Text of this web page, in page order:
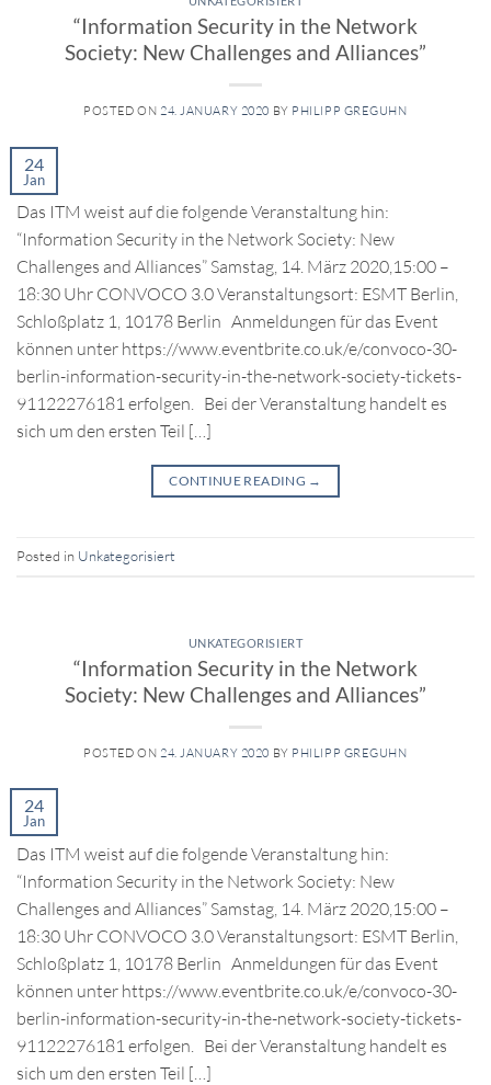
“Information Security in the Network
Society: New Challenges and Alliances”
POSTED ON 24. JANUARY 2020 BY PHILIPP GREGUHN
24
Jan
Das ITM weist auf die folgende Veranstaltung hin:
“Information Security in the Network Society: New
Challenges and Alliances” Samstag, 14. März 2020,15:00 –
18:30 Uhr CONVOCO 3.0 Veranstaltungsort: ESMT Berlin,
Schloßplatz 1, 10178 Berlin Anmeldungen für das Event
können unter https://www.eventbrite.co.uk/e/convoco-30-
berlin-information-security-in-the-network-society-tickets-
91122276181 erfolgen. Bei der Veranstaltung handelt es
sich um den ersten Teil […]
CONTINUE READING →
Posted in Unkategorisiert
UNKATEGORISIERT
“Information Security in the Network
Society: New Challenges and Alliances”
POSTED ON 24. JANUARY 2020 BY PHILIPP GREGUHN
24
Jan
Das ITM weist auf die folgende Veranstaltung hin:
“Information Security in the Network Society: New
Challenges and Alliances” Samstag, 14. März 2020,15:00 –
18:30 Uhr CONVOCO 3.0 Veranstaltungsort: ESMT Berlin,
Schloßplatz 1, 10178 Berlin Anmeldungen für das Event
können unter https://www.eventbrite.co.uk/e/convoco-30-
berlin-information-security-in-the-network-society-tickets-
91122276181 erfolgen. Bei der Veranstaltung handelt es
sich um den ersten Teil […]